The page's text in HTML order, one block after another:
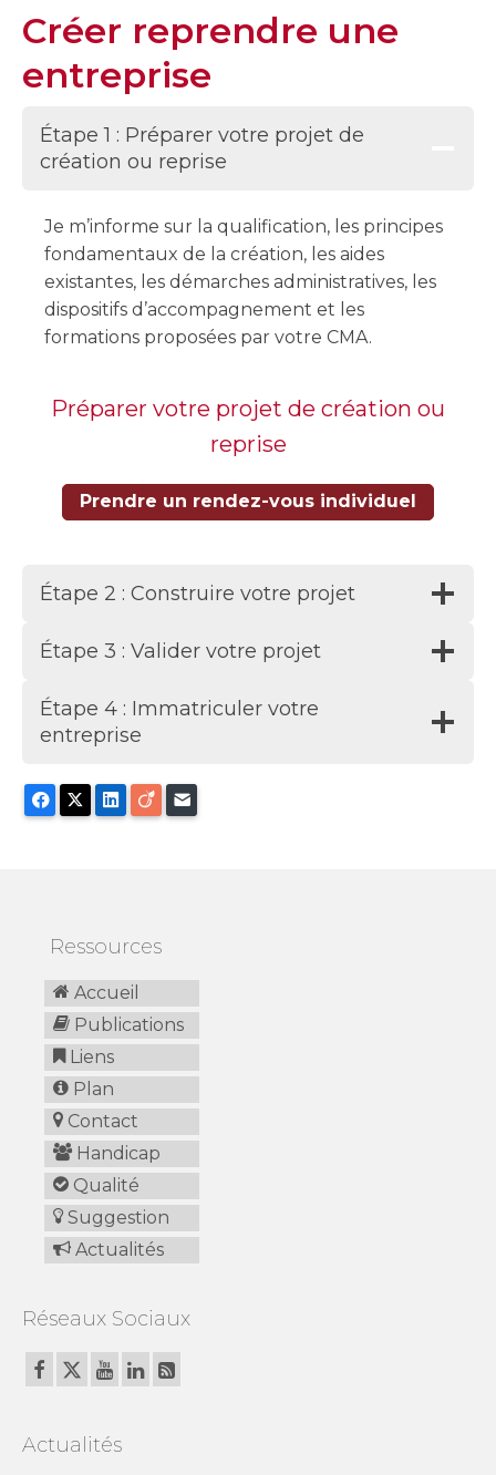
Créer reprendre une
entreprise
Étape 1 : Préparer votre projet de
création ou reprise
Je m’informe sur la qualification, les principes
fondamentaux de la création, les aides
existantes, les démarches administratives, les
dispositifs d’accompagnement et les
formations proposées par votre CMA.
Préparer votre projet de création ou
reprise
Prendre un rendez-vous individuel
Étape 2 : Construire votre projet
Étape 3 : Valider votre projet
Étape 4 : Immatriculer votre
entreprise
Facebook LinkedIn
Viadeo
Ressources
Accueil
Publications
Liens
Plan
Contact
Handicap
Qualité
Suggestion
Actualités
Réseaux Sociaux
Actualités